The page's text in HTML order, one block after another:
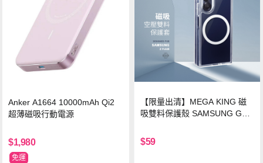
Anker A1664 10000mAh Qi2
超薄磁吸行動電源
$1,980
免運
【限量出清】MEGA KING 磁
吸雙料保護殼 SAMSUNG Gala
$59